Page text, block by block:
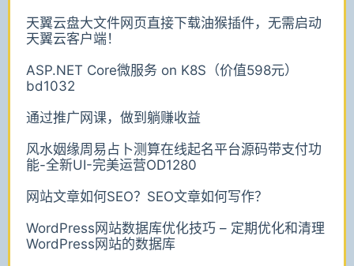
天翼云盘大文件网页直接下载油猴插件，无需启动
天翼云客户端！
ASP.NET Core微服务 on K8S（价值598元）
bd1032
通过推广网课，做到躺赚收益
风水姻缘周易占卜测算在线起名平台源码带支付功
能-全新UI-完美运营OD1280
网站文章如何SEO？SEO文章如何写作？
WordPress网站数据库优化技巧 – 定期优化和清理
WordPress网站的数据库